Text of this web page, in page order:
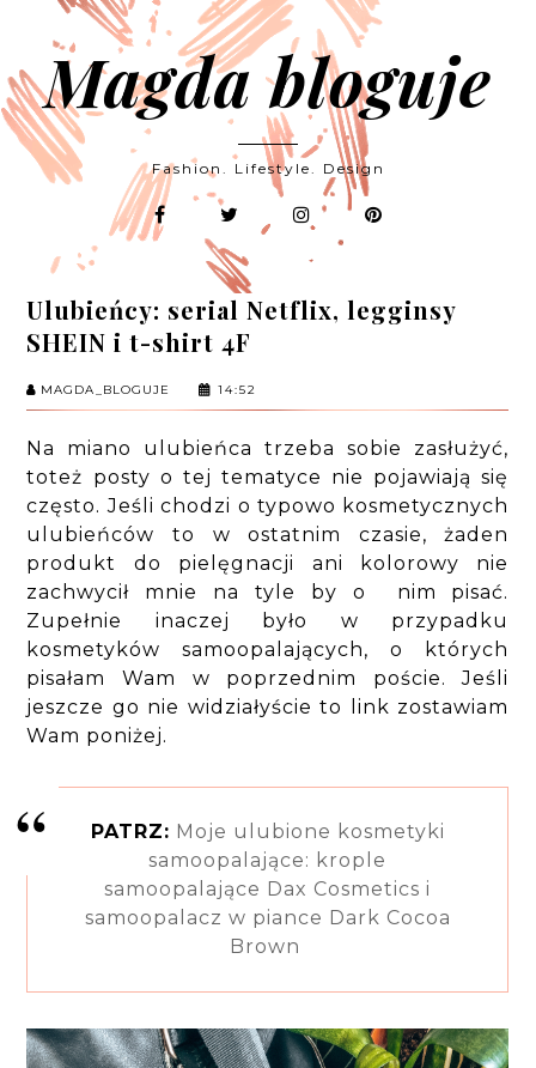
Magda bloguje
Fashion. Lifestyle. Design
Ulubieńcy: serial Netflix, legginsy
SHEIN i t-shirt 4F
MAGDA_BLOGUJE 14:52
Na miano ulubieńca trzeba sobie zasłużyć,
toteż posty o tej tematyce nie pojawiają się
często. Jeśli chodzi o typowo kosmetycznych
ulubieńców to w ostatnim czasie, żaden
produkt do pielęgnacji ani kolorowy nie
zachwycił mnie na tyle by o nim pisać.
Zupełnie inaczej było w przypadku
kosmetyków samoopalających, o których
pisałam Wam w poprzednim poście. Jeśli
jeszcze go nie widziałyście to link zostawiam
Wam poniżej.
PATRZ: Moje ulubione kosmetyki
samoopalające: krople
samoopalające Dax Cosmetics i
samoopalacz w piance Dark Cocoa
Brown